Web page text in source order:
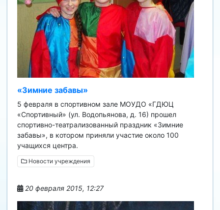
«Зимние забавы»
5 февраля в спортивном зале МОУДО «ГДЮЦ
«Спортивный» (ул. Водопьянова, д. 16) прошел
спортивно-театрализованный праздник «Зимние
забавы», в котором приняли участие около 100
учащихся центра.
Новости учреждения
20 февраля 2015, 12:27